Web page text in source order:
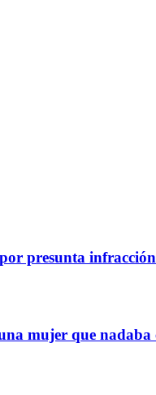
presunta
mujer que